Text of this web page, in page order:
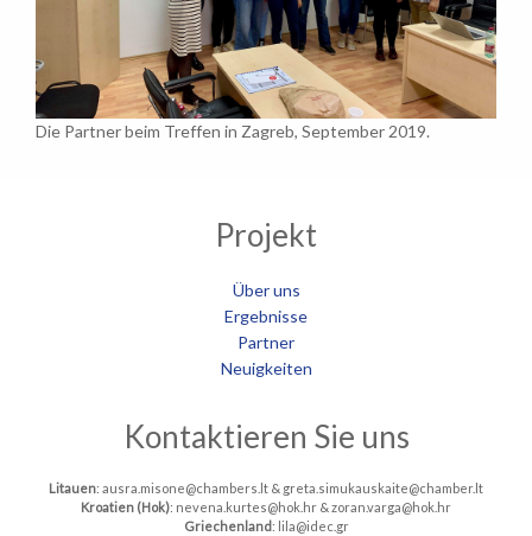
Die Partner beim Treffen in Zagreb, September 2019.
Projekt
Über uns
Ergebnisse
Partner
Neuigkeiten
Kontaktieren Sie uns
Litauen: ausra.misone@chambers.lt & greta.simukauskaite@chamber.lt
Kroatien (Hok): nevena.kurtes@hok.hr & zoran.varga@hok.hr
Griechenland: lila@idec.gr